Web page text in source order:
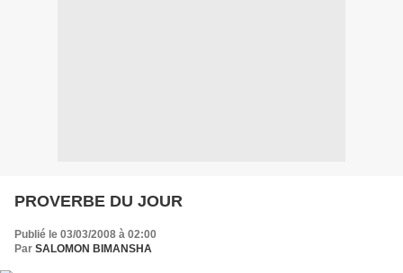
PROVERBE DU JOUR
Publié le 03/03/2008 à 02:00
Par SALOMON BIMANSHA